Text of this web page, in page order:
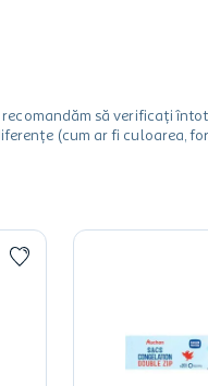
să verificați
(cum ar fi culoarea,